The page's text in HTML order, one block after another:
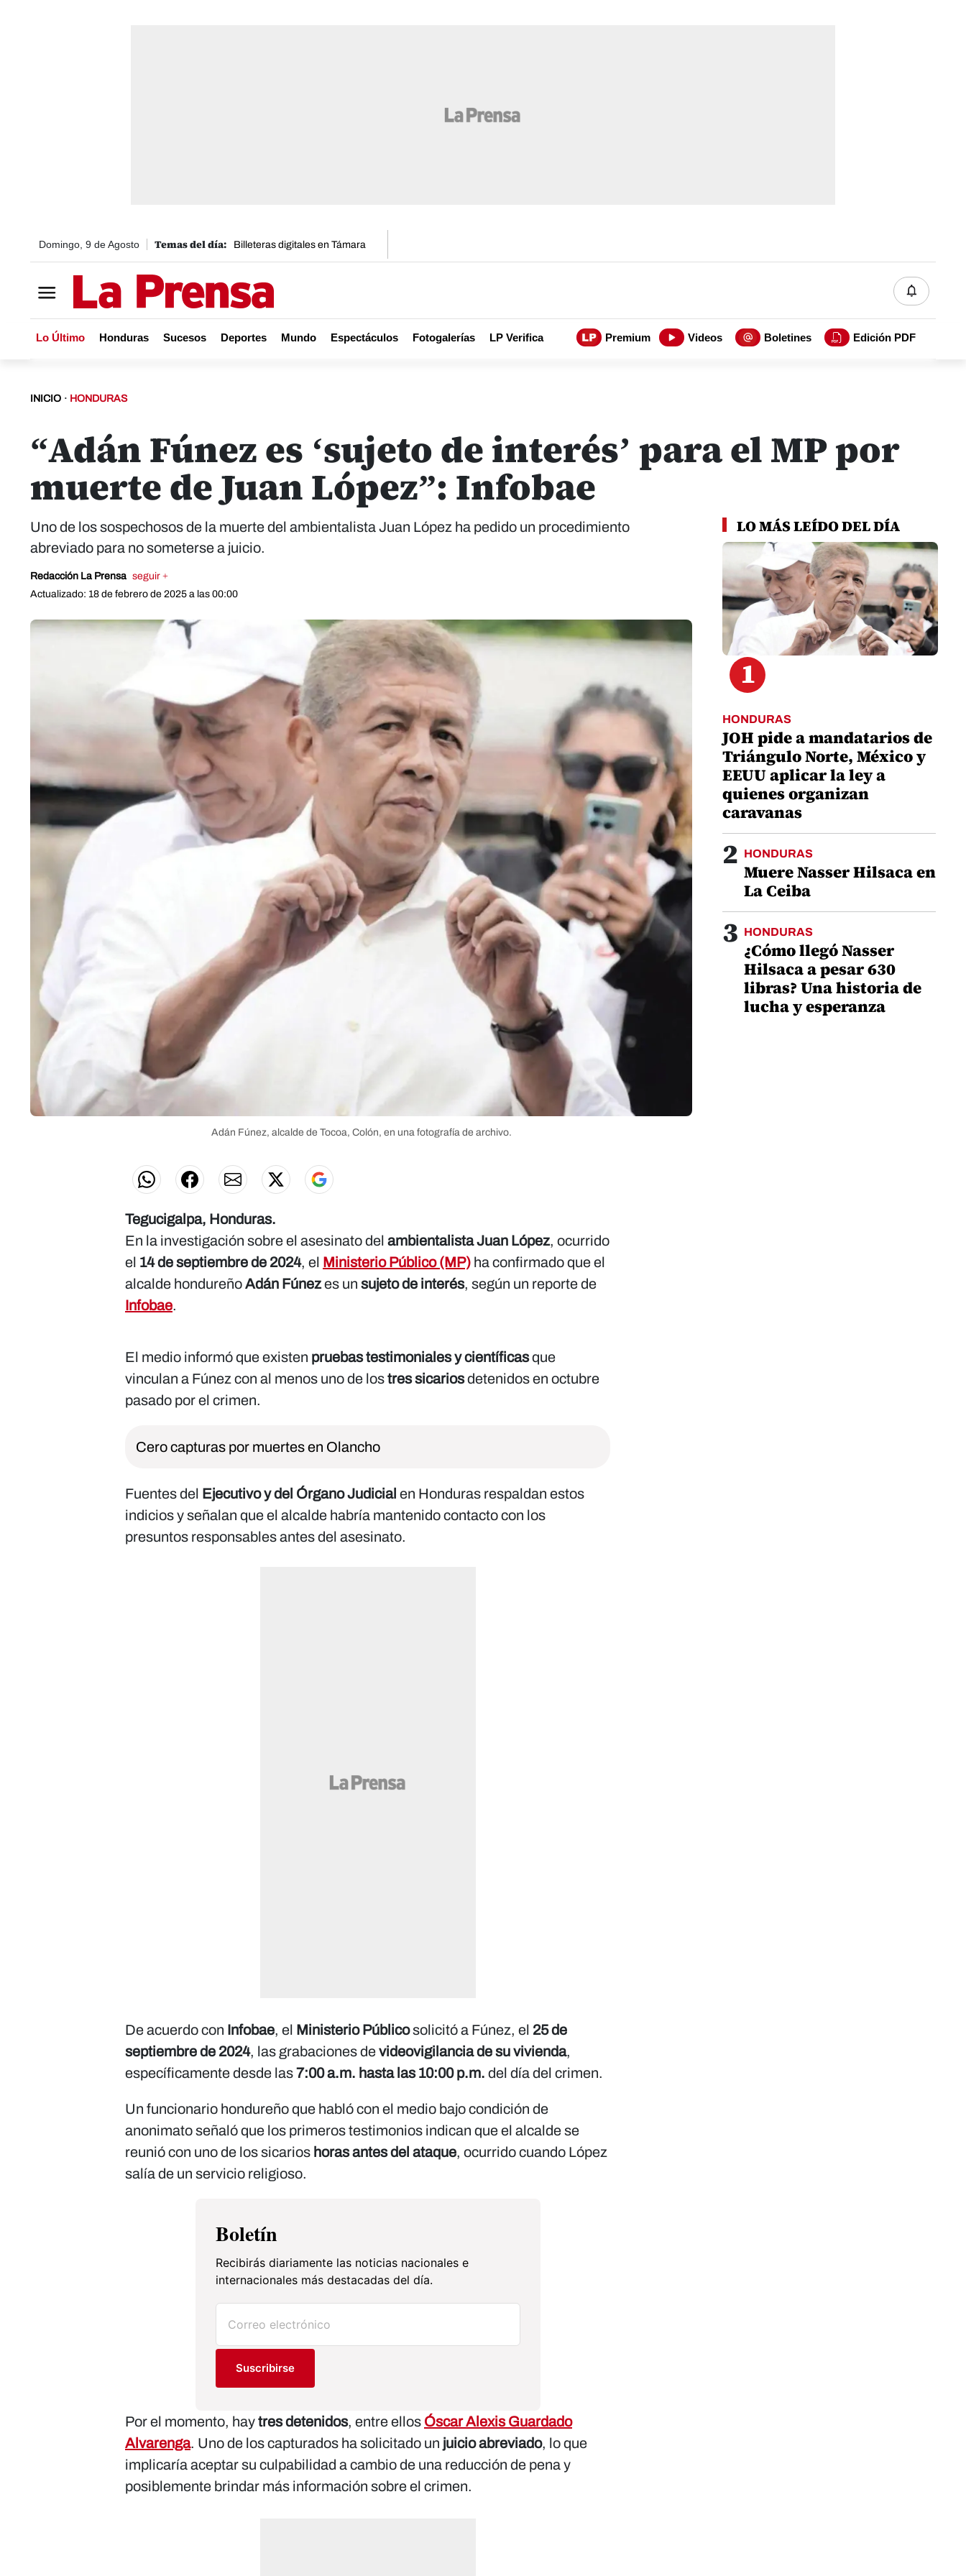
Domingo, 9 de Agosto Billeteras digitales en Támara
Lo Último Honduras Sucesos Deportes Mundo Espectáculos Fotogalerías LP Verifica Premium Videos Boletines Edición PDF
INICIO · HONDURAS
“Adán Fúnez es ‘sujeto de interés’ para el MP por
muerte de Juan López”: Infobae
Uno de los sospechosos de la muerte del ambientalista Juan López ha pedido un procedimiento
abreviado para no someterse a juicio.
Redacción La Prensa seguir +
Actualizado: 18 de febrero de 2025 a las 00:00
Adán Fúnez, alcalde de Tocoa, Colón, en una fotografía de archivo.
Tegucigalpa, Honduras.
En la investigación sobre el asesinato del ambientalista Juan López, ocurrido
el 14 de septiembre de 2024, el Ministerio Público (MP) ha confirmado que el
alcalde hondureñoAdán Fúnezes un sujeto de interés, según un reporte de
Infobae.
El medio informó que existen pruebas testimoniales y científicasque
vinculan a Fúnez con al menos uno de lostres sicariosdetenidos en octubre
pasado por el crimen.
Cero capturas por muertes en Olancho
Fuentes del Ejecutivo y del Órgano Judicial en Honduras respaldan estos
indicios y señalan que el alcalde habría mantenido contacto con los
presuntos responsables antes del asesinato.
De acuerdo con Infobae, el Ministerio Públicosolicitó a Fúnez, el 25 de
septiembre de 2024, las grabaciones devideovigilancia de su vivienda,
específicamente desde las7:00 a.m. hasta las 10:00 p.m. del día del crimen.
Un funcionario hondureño que habló con el medio bajo condición de
anonimato señaló que los primeros testimonios indican que el alcalde se
reunió con uno de los sicarios horas antes del ataque, ocurrido cuando López
salía de un servicio religioso.
Boletín
Recibirás diariamente las noticias nacionales e
internacionales más destacadas del día.
Suscribirse
Por el momento, haytres detenidos, entre ellos Óscar Alexis Guardado
Alvarenga. Uno de los capturados ha solicitado un juicio abreviado, lo que
implicaría aceptar su culpabilidad a cambio de una reducción de pena y
posiblemente brindar más información sobre el crimen.
LO MÁS LEÍDO DEL DÍA
1
HONDURAS
JOH pide a mandatarios de
Triángulo Norte, México y
EEUU aplicar la ley a
quienes organizan
caravanas
2 HONDURAS
Muere Nasser Hilsaca en
La Ceiba
3 HONDURAS
¿Cómo llegó Nasser
Hilsaca a pesar 630
libras? Una historia de
lucha y esperanza